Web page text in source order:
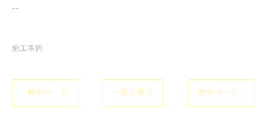
--
施工事例
< 前のページ 一覧に戻る 次のページ >